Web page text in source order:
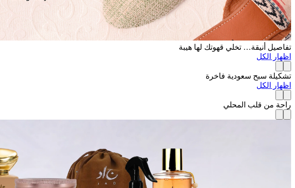
تفاصيل أنيقة… تخلي قهوتك لها هيبة
اظهار الكل
تشكيلة سبح سعودية فاخرة
اظهار الكل
راحة من قلب المحلي